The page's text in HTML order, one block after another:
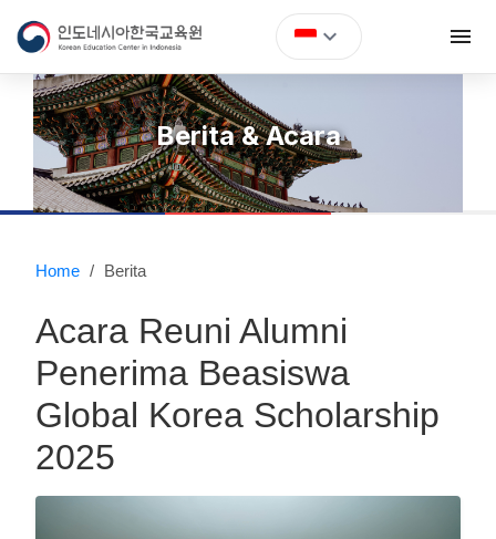
expand_more menu
Tentang KEC
Berita & Acara
TOPIK
Korean School
Berita & Acara
Home / Berita
Acara Reuni Alumni
Penerima Beasiswa
Global Korea Scholarship
2025